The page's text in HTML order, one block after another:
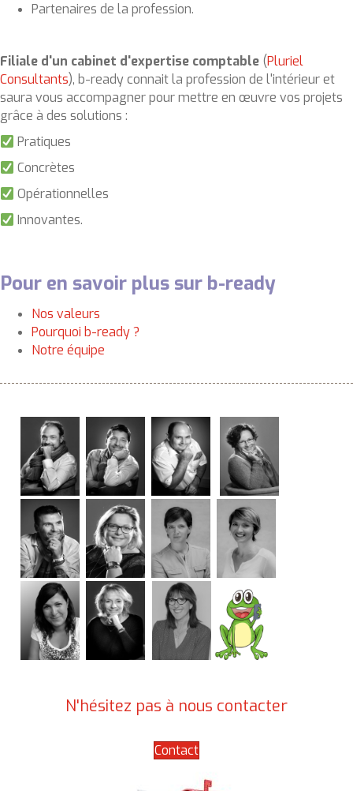
Partenaires de la profession.
Filiale d'un cabinet d'expertise comptable (Pluriel
Consultants), b-ready connait la profession de l'intérieur et
saura vous accompagner pour mettre en œuvre vos projets
grâce à des solutions :
Pratiques
Concrètes
Opérationnelles
Innovantes.
Pour en savoir plus sur b-ready
Nos valeurs
Pourquoi b-ready ?
Notre équipe
N'hésitez pas à nous contacter
Contact